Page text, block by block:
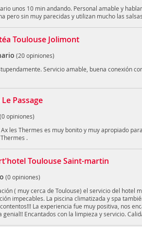
unos 10 min andando. Personal amable y
pero sin muy parecidas y utilizan mucho las
Toulouse Jolimont
(20 opiniones)
Servicio amable, buena conexión
Passage
0 opiniones)
Ax les Thermes es muy bonito y muy apropiado
.
Toulouse Saint-martin
(0 opiniones)
( muy cerca de Toulouse) el servicio del hotel
impecables. La piscina climatizada y spa
La experiencia fue muy positiva, nos
genial!! Encantados con la limpieza y servicio.